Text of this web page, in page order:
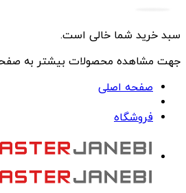
سبد خرید شما خالی است.
جهت مشاهده محصولات بیشتر به
صفحه اصلی
فروشگاه